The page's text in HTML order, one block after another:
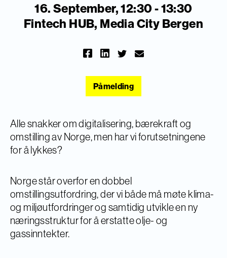
16. September, 12:30 - 13:30
Fintech HUB, Media City Bergen
Påmelding
Alle snakker om digitalisering, bærekraft og
omstilling av Norge, men har vi forutsetningene
for å lykkes?
Norge står overfor en dobbel
omstillingsutfordring, der vi både må møte klima-
og miljøutfordringer og samtidig utvikle en ny
næringsstruktur for å erstatte olje- og
gassinntekter.